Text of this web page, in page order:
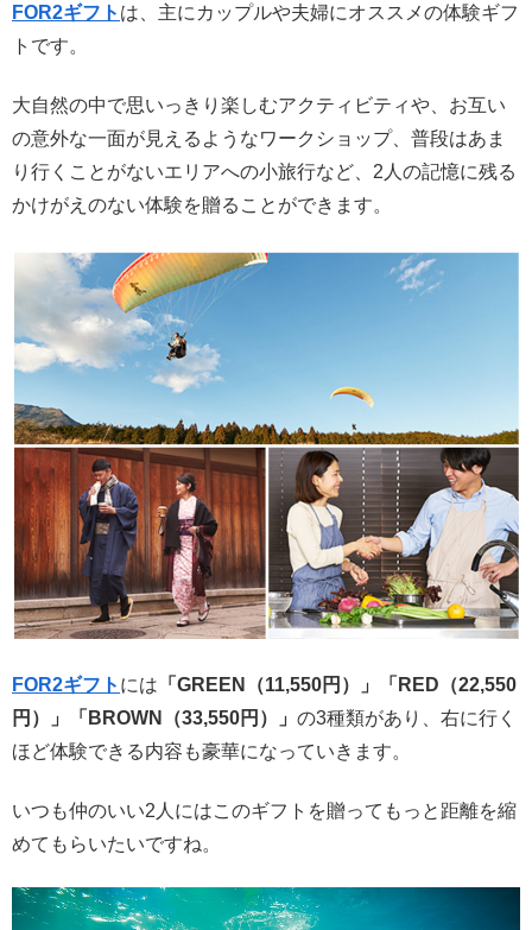
FOR2ギフト は、主にカップルや夫婦にオススメの体験ギフ
トです。
大自然の中で思いっきり楽しむアクティビティや、お互い
の意外な一面が見えるようなワークショップ、普段はあま
り行くことがないエリアへの小旅行など、2人の記憶に残る
かけがえのない体験を贈ることができます。
FOR2ギフト には 「GREEN（11,550円）」「RED（22,550
円）」「BROWN（33,550円）」 の3種類があり、右に行く
ほど体験できる内容も豪華になっていきます。
いつも仲のいい2人にはこのギフトを贈ってもっと距離を縮
めてもらいたいですね。